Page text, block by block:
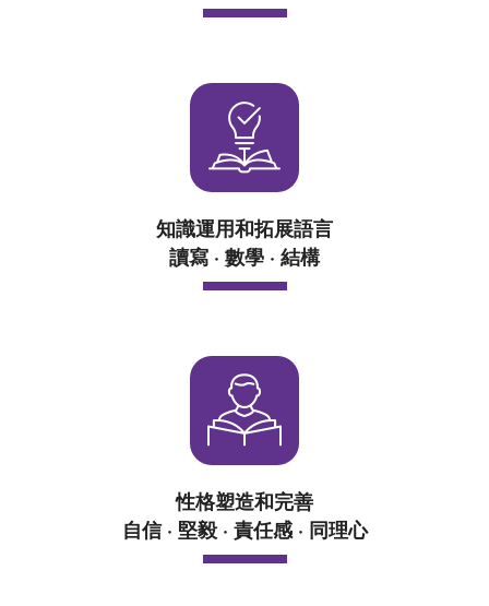
知識運用和拓展語言
讀寫 · 數學 · 結構
性格塑造和完善
自信 · 堅毅 · 責任感 · 同理心